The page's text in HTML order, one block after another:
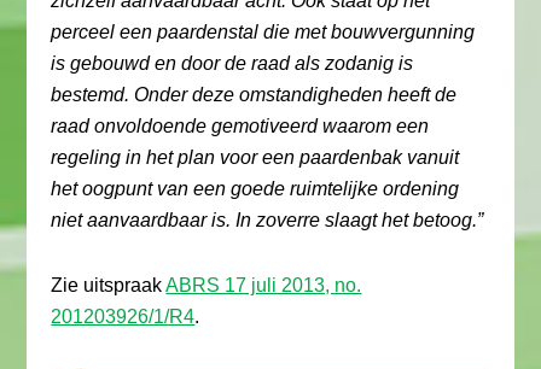
perceel een paardenstal die met bouwvergunning
is gebouwd en door de raad als zodanig is
bestemd. Onder deze omstandigheden heeft de
raad onvoldoende gemotiveerd waarom een
regeling in het plan voor een paardenbak vanuit
het oogpunt van een goede ruimtelijke ordening
niet aanvaardbaar is. In zoverre slaagt het betoog.”
Zie uitspraakABRS 17 juli 2013, no.
201203926/1/R4.